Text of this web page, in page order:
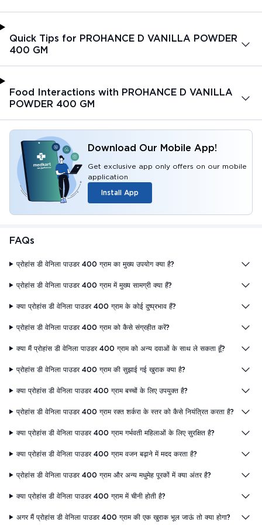
Quick Tips for PROHANCE D VANILLA POWDER
400 GM
Food Interactions with PROHANCE D VANILLA
POWDER 400 GM
Download Our Mobile App!
Get exclusive app only offers on our mobile
application
Install App
FAQs
प्रोहांस डी वेनिला पाउडर 400 ग्राम का मुख्य उपयोग क्या है?
प्रोहांस डी वेनिला पाउडर 400 ग्राम में मुख्य सामग्री क्या हैं?
क्या प्रोहांस डी वेनिला पाउडर 400 ग्राम के कोई दुष्प्रभाव हैं?
प्रोहांस डी वेनिला पाउडर 400 ग्राम को कैसे संग्रहीत करें?
क्या मैं प्रोहांस डी वेनिला पाउडर 400 ग्राम को अन्य दवाओं के साथ ले सकता हूँ?
प्रोहांस डी वेनिला पाउडर 400 ग्राम की सुझाई गई खुराक क्या है?
क्या प्रोहांस डी वेनिला पाउडर 400 ग्राम बच्चों के लिए उपयुक्त है?
प्रोहांस डी वेनिला पाउडर 400 ग्राम रक्त शर्करा के स्तर को कैसे नियंत्रित करता है?
क्या प्रोहांस डी वेनिला पाउडर 400 ग्राम गर्भवती महिलाओं के लिए सुरक्षित है?
क्या प्रोहांस डी वेनिला पाउडर 400 ग्राम वजन बढ़ाने में मदद करता है?
प्रोहांस डी वेनिला पाउडर 400 ग्राम और अन्य मधुमेह पूरकों में क्या अंतर है?
क्या प्रोहांस डी वेनिला पाउडर 400 ग्राम में चीनी होती है?
अगर मैं प्रोहांस डी वेनिला पाउडर 400 ग्राम की एक खुराक भूल जाऊं तो क्या होगा?